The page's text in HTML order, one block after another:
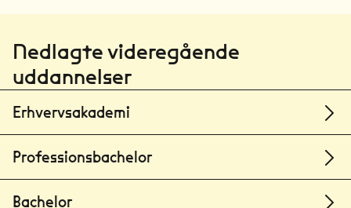
Nedlagte videregående
uddannelser
Erhvervsakademi
Professionsbachelor
Bachelor